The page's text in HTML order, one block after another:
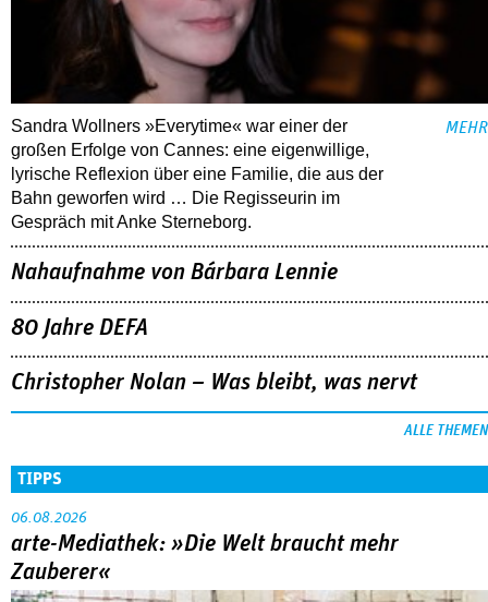
Sandra Wollners »Everytime« war einer der
großen Erfolge von Cannes: eine eigenwillige,
lyrische Reflexion über eine ­Familie, die aus der
Bahn geworfen wird … Die Regisseurin im
Gespräch mit Anke Sterneborg.
MEHR
Nahaufnahme von Bárbara Lennie
80 Jahre DEFA
Christopher Nolan – Was bleibt, was nervt
ALLE THEMEN
TIPPS
06.08.2026
arte-Mediathek: »Die Welt braucht mehr
Zauberer«